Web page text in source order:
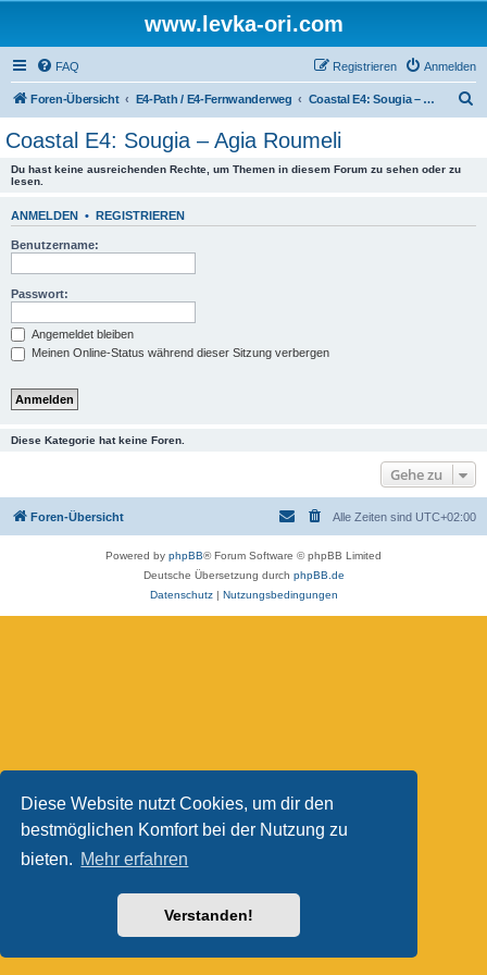
Diese Website nutzt Cookies, um dir den
bestmöglichen Komfort bei der Nutzung zu
bieten. Mehr erfahren
Verstanden!
www.levka-ori.com
FAQ Anmelden
Registrieren
Foren-Übersicht E4-Path / E4-Fernwanderweg Coastal E4: Sougia – Agia Roumeli
Coastal E4: Sougia – Agia Roumeli
Du hast keine ausreichenden Rechte, um Themen in diesem Forum zu sehen oder zu
lesen.
ANMELDEN • REGISTRIEREN
Benutzername:
Passwort:
Angemeldet bleiben
Meinen Online-Status während dieser Sitzung verbergen
Diese Kategorie hat keine Foren.
Gehe zu
Foren-Übersicht Alle Zeiten sind UTC+02:00
Powered by phpBB® Forum Software © phpBB Limited
Deutsche Übersetzung durch phpBB.de
Datenschutz| Nutzungsbedingungen